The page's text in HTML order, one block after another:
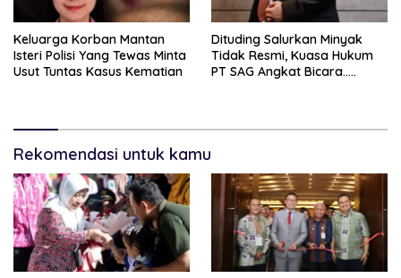
Keluarga Korban Mantan
Isteri Polisi Yang Tewas Minta
Usut Tuntas Kasus Kematian
Dituding Salurkan Minyak
Tidak Resmi, Kuasa Hukum
PT SAG Angkat Bicara…..
Rekomendasi untuk kamu